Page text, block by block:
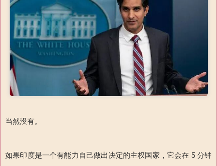
当然没有。
如果印度是一个有能力自己做出决定的主权国家，它会在 5 分钟